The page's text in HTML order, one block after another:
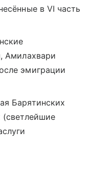
в VI часть
Амилахвари
эмиграции
Барятинских